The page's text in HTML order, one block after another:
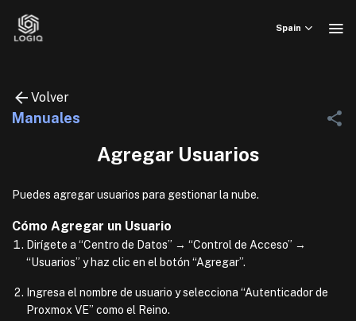
Spain
Volver
Manuales
Agregar Usuarios
Puedes agregar usuarios para gestionar la nube.
Cómo Agregar un Usuario
Dirígete a “Centro de Datos” → “Control de Acceso” →
“Usuarios” y haz clic en el botón “Agregar”.
Ingresa el nombre de usuario y selecciona “Autenticador de
Proxmox VE” como el Reino.